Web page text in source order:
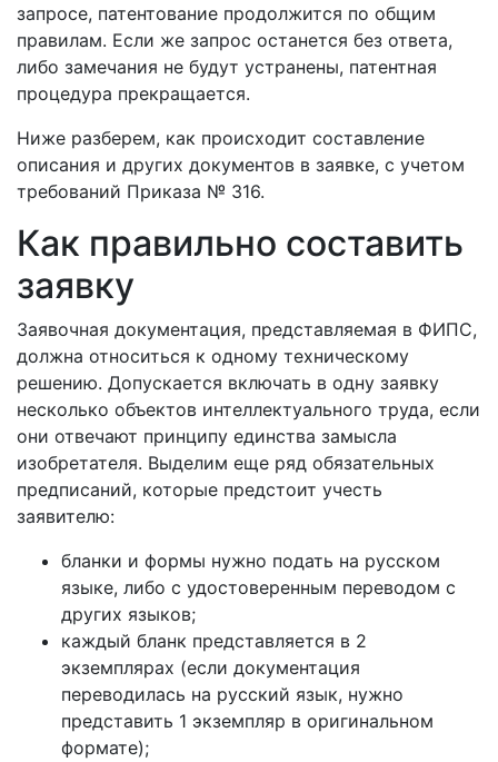
запросе, патентование продолжится по общим
правилам. Если же запрос останется без ответа,
либо замечания не будут устранены, патентная
процедура прекращается.
Ниже разберем, как происходит составление
описания и других документов в заявке, с учетом
требований Приказа № 316.
Как правильно составить
заявку
Заявочная документация, представляемая в ФИПС,
должна относиться к одному техническому
решению. Допускается включать в одну заявку
несколько объектов интеллектуального труда, если
они отвечают принципу единства замысла
изобретателя. Выделим еще ряд обязательных
предписаний, которые предстоит учесть
заявителю:
бланки и формы нужно подать на русском
языке, либо с удостоверенным переводом с
других языков;
каждый бланк представляется в 2
экземплярах (если документация
переводилась на русский язык, нужно
представить 1 экземпляр в оригинальном
формате);